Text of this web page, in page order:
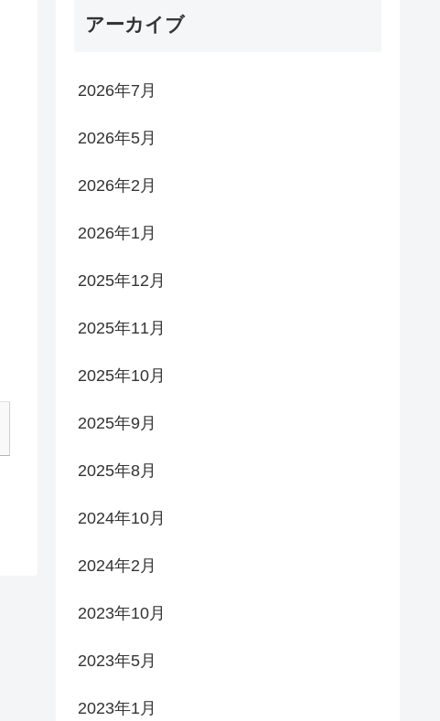
アーカイブ
2026年7月
2026年5月
2026年2月
2026年1月
2025年12月
2025年11月
2025年10月
2025年9月
2025年8月
2024年10月
2024年2月
2023年10月
2023年5月
2023年1月